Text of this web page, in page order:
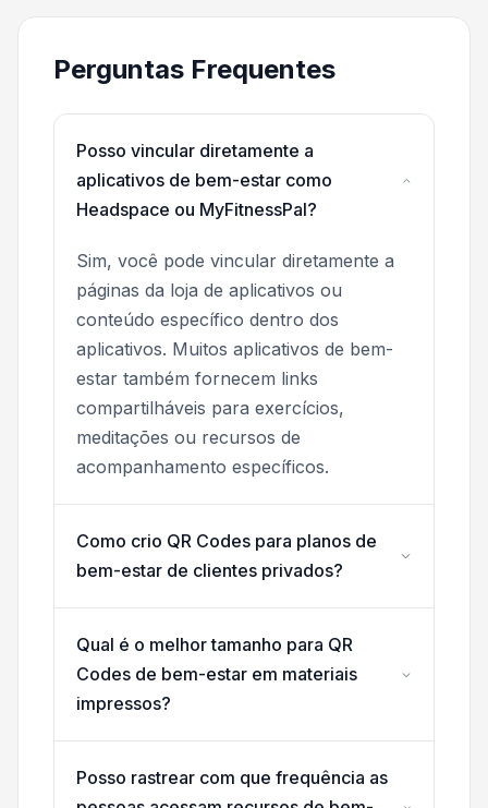
Perguntas Frequentes
Posso vincular diretamente a
aplicativos de bem-estar como
Headspace ou MyFitnessPal?
Sim, você pode vincular diretamente a
páginas da loja de aplicativos ou
conteúdo específico dentro dos
aplicativos. Muitos aplicativos de bem-
estar também fornecem links
compartilháveis para exercícios,
meditações ou recursos de
acompanhamento específicos.
Como crio QR Codes para planos de
bem-estar de clientes privados?
Qual é o melhor tamanho para QR
Codes de bem-estar em materiais
impressos?
Posso rastrear com que frequência as